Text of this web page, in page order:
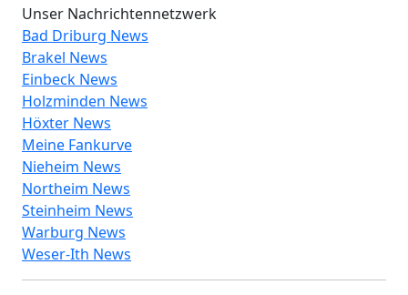
Unser Nachrichtennetzwerk
Bad Driburg News
Brakel News
Einbeck News
Holzminden News
Höxter News
Meine Fankurve
Nieheim News
Northeim News
Steinheim News
Warburg News
Weser-Ith News